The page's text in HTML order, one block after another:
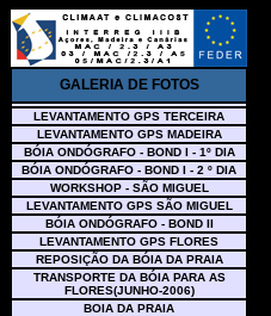
GALERIA DE FOTOS
LEVANTAMENTO GPS TERCEIRA
LEVANTAMENTO GPS MADEIRA
BÓIA ONDÓGRAFO - BOND I - 1º DIA
BÓIA ONDÓGRAFO - BOND I - 2 º DIA
WORKSHOP - SÃO MIGUEL
LEVANTAMENTO GPS SÃO MIGUEL
BÓIA ONDÓGRAFO - BOND II
LEVANTAMENTO GPS FLORES
REPOSIÇÃO DA BÓIA DA PRAIA
TRANSPORTE DA BÓIA PARA AS
FLORES(JUNHO-2006)
BOIA DA PRAIA